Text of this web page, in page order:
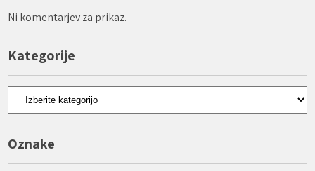
Ni komentarjev za prikaz.
Kategorije
Kategorije
Oznake